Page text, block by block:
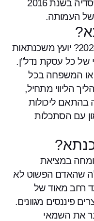
שהייתה לי הזכות להיות בין מייסדיה בשנת 2016
של העמותה.
אז מה זה יועץ משכנתאות ב-2024? יועץ משכנתאות
של כל עסקת נדל”ן.
או המשפחה בכל
הליווי מתחיל,
בהתאם ליכולות
עם הסתכלות
במציאת
שהאדם הפשוט לא
רחב מאוד של
פיננסים מגוונים.
את השמאי